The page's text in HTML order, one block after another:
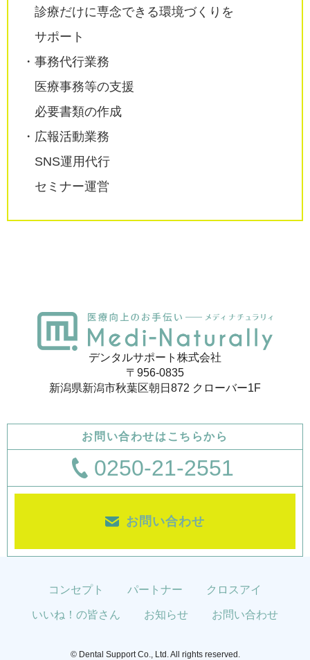
診療だけに専念で​きる環境づくりを
サポート
・事務代行業務
医療事務等の支援
必要書類の作成
・広報活動業務
SNS運用代行
セミナー運営
デンタルサポート株式会社
〒956-0835
新潟県新潟市秋葉区朝日872 クローバー1F
お問い合わせはこちらから
0250-21-2551
お問い合わせ
コンセプト パートナー クロスアイ
いいね！の皆さん お知らせ お問い合わせ
© Dental Support Co., Ltd. All rights reserved.